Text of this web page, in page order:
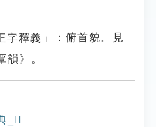
」：俯首貌。見
韻》。
_𩔵